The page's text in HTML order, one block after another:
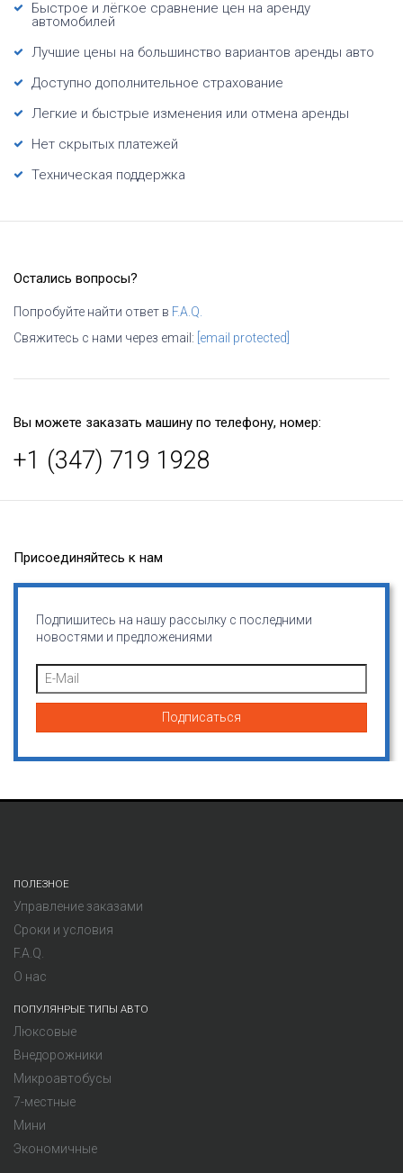
Быстрое и лёгкое сравнение цен на аренду
автомобилей
Лучшие цены на большинство вариантов аренды авто
Доступно дополнительное страхование
Легкие и быстрые изменения или отмена аренды
Нет скрытых платежей
Техническая поддержка
Остались вопросы?
Попробуйте найти ответ в F.A.Q.
Свяжитесь с нами через email: [email protected]
Вы можете заказать машину по телефону, номер:
+1 (347) 719 1928
Присоединяйтесь к нам
Подпишитесь на нашу рассылку с последними
новостями и предложениями
ПОЛЕЗНОЕ
Управление заказами
Сроки и условия
F.A.Q.
О нас
ПОПУЛЯНРЫЕ ТИПЫ АВТО
Люксовые
Внедорожники
Микроавтобусы
7-местные
Мини
Экономичные